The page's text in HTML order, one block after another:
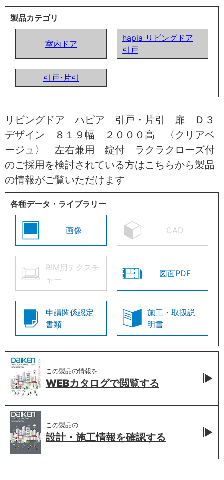
製品カテゴリ
室内ドア
hapia リビングドア
引戸
引戸･片引
リビングドア ハピア 引戸・片引 扉 Ｄ３
デザイン ８１９幅 ２０００高 〈クリアベ
ージュ〉 左右兼用 錠付 ラクラクローズ付
のご採用を検討されている方はこちらから製品
の情報がご覧いただけます
各種データ・ライブラリー
画像 CAD
BIM用テクスチ
ャー
図面PDF
申請関係認定
書類
施工・取扱説
明書
この製品の情報を
WEBカタログで閲覧する
この製品の
設計・施工情報を確認する